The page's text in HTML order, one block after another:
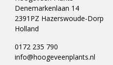
Denemarkenlaan 14
2391PZ Hazerswoude-Dorp
Holland
0172 235 790
info@hoogeveenplants.nl